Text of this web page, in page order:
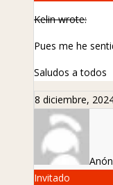
Kelin wrote:
Pues me he
Saludos a todos
8 diciembre,
Invitado